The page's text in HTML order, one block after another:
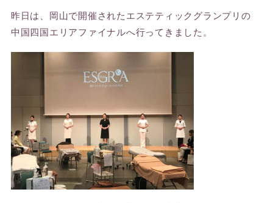
昨日は、岡山で開催されたエステティックグランプリの
中国四国エリアファイナルへ行ってきました。